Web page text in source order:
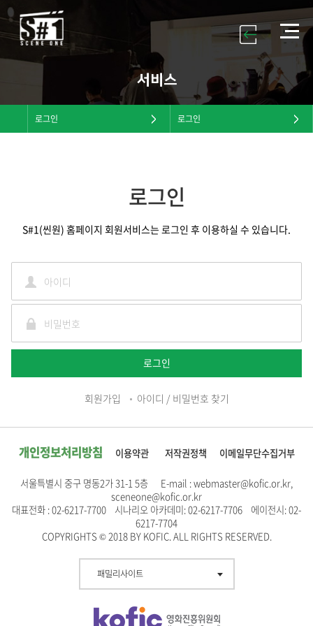
서비스
로그인 로그인
로그인
S#1(씬원) 홈페이지 회원서비스는 로그인 후 이용하실 수 있습니다.
로그인
회원가입 아이디 / 비밀번호 찾기
개인정보처리방침 이용약관 저작권정책 이메일무단수집거부
서울특별시 중구 명동2가 31-1 5층 E-mail : webmaster@kofic.or.kr,
sceneone@kofic.or.kr
대표전화 : 02-6217-7700 시나리오 아카데미: 02-6217-7706 에이전시: 02-
6217-7704
COPYRIGHTS © 2018 BY KOFIC. ALL RIGHTS RESERVED.
패밀리사이트